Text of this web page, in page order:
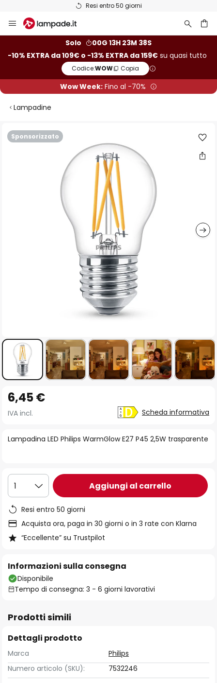
Resi entro 50 giorni
Salta
al
Solo
00G 13H 23M 37S
-10% EXTRA da 109€ o -13% EXTRA da 159€ su quasi tutto
Codice:WOW Copia
Wow Week: Fino al -70%
Lampadine
Sponsorizzato
Vai
alla
all'inizio
della
Lampadina LED Philips WarmGlow E27 P45 2,5W trasparente
6,45 €
IVA incl. Scheda informativa
1 Aggiungi al carrello
Resi entro 50 giorni
Acquista ora, paga in 30 giorni o in 3 rate con Klarna
“Eccellente” su Trustpilot
Informazioni sulla consegna
Disponibile
Tempo di consegna: 3 - 6 giorni lavorativi
Prodotti simili
Dettagli prodotto
Marca
Philips
Numero articolo (SKU):
7532246